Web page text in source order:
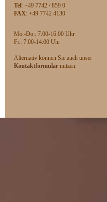
Tel: +49 7742 / 859 0
FAX: +49 7742 4130
Mo.-Do.: 7:00-16:00 Uhr
Fr.: 7:00-14:00 Uhr
Alternativ können Sie auch unser
Kontaktformular nutzen.